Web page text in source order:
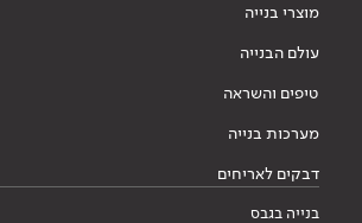
מוצרי בנייה
עולם הבנייה
טיפים והשראה
מערכות בנייה
דבקים לאריחים
בנייה בגבס